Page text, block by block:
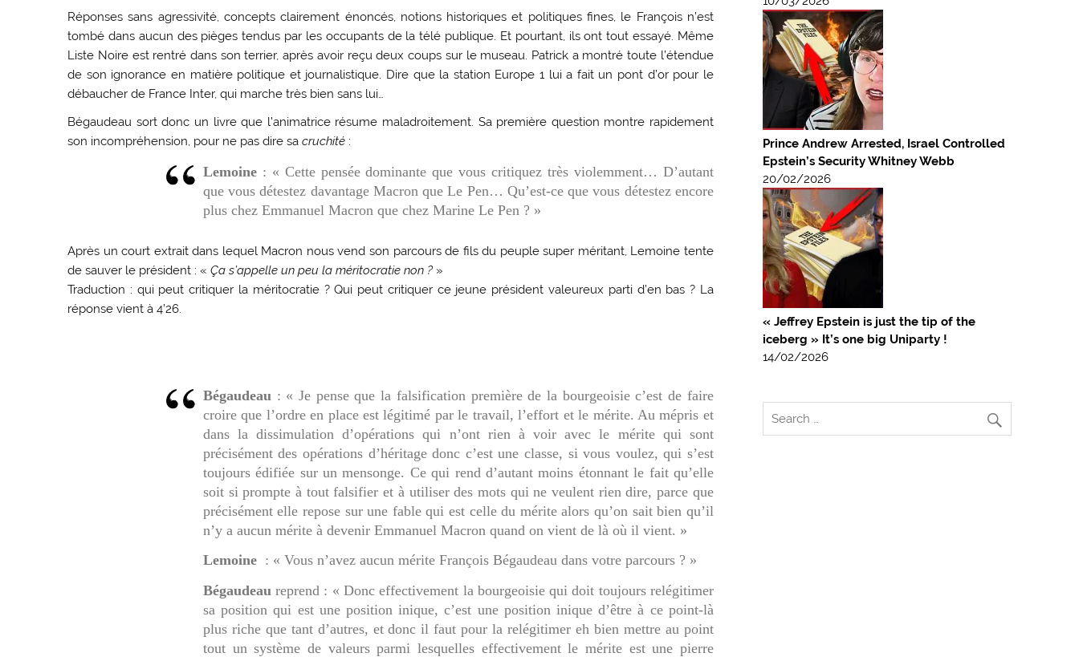
Réponses sans agressivité, concepts clairement énoncés, notions historiques et politiques fines, le François n’est
tombé dans aucun des pièges tendus par les occupants de la télé publique. Et pourtant, ils ont tout essayé. Même
Liste Noire est rentré dans son terrier, après avoir reçu deux coups sur le museau. Patrick a montré toute l’étendue
de son ignorance en matière politique et journalistique. Dire que la station Europe 1 lui a fait un pont d’or pour le
débaucher de France Inter, qui marche très bien sans lui…
Bégaudeau sort donc un livre que l’animatrice résume maladroitement. Sa première question montre rapidement
son incompréhension, pour ne pas dire sacruchité :
Lemoine: « Cette pensée dominante que vous critiquez très violemment… D’autant
que vous détestez davantage Macron que Le Pen… Qu’est-ce que vous détestez encore
plus chez Emmanuel Macron que chez Marine Le Pen ? »
Après un court extrait dans lequel Macron nous vend son parcours de fils du peuple super méritant, Lemoine tente
de sauver le président : «Ça s’appelle un peu la méritocratie non ? »
Traduction : qui peut critiquer la méritocratie ? Qui peut critiquer ce jeune président valeureux parti d’en bas ? La
réponse vient à 4’26.
Bégaudeau : « Je pense que la falsification première de la bourgeoisie c’est de faire
croire que l’ordre en place est légitimé par le travail, l’effort et le mérite. Au mépris et
dans la dissimulation d’opérations qui n’ont rien à voir avec le mérite qui sont
précisément des opérations d’héritage donc c’est une classe, si vous voulez, qui s’est
toujours édifiée sur un mensonge. Ce qui rend d’autant moins étonnant le fait qu’elle
soit si prompte à tout falsifier et à utiliser des mots qui ne veulent rien dire, parce que
précisément elle repose sur une fable qui est celle du mérite alors qu’on sait bien qu’il
n’y a aucun mérite à devenir Emmanuel Macron quand on vient de là où il vient. »
Lemoine : « Vous n’avez aucun mérite François Bégaudeau dans votre parcours ? »
Bégaudeaureprend : « Donc effectivement la bourgeoisie qui doit toujours relégitimer
sa position qui est une position inique, c’est une position inique d’être à ce point-là
plus riche que tant d’autres, et donc il faut pour la relégitimer eh bien mettre au point
tout un système de valeurs parmi lesquelles effectivement le mérite est une pierre
Prince Andrew Arrested, Israel Controlled
Epstein’s Security Whitney Webb
20/02/2026
« Jeffrey Epstein is just the tip of the
iceberg » It’s one big Uniparty !
14/02/2026